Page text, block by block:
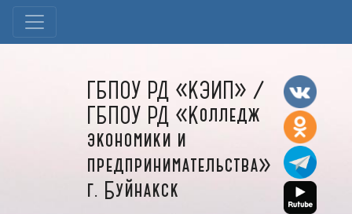
ГБПОУ РД «КЭИП» /
ГБПОУ РД «Колледж
экономики и
предпринимательства»
г. Буйнакск